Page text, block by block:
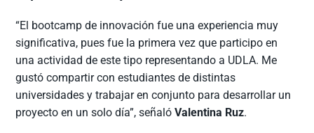
“El bootcamp de innovación fue una experiencia muy
significativa, pues fue la primera vez que participo en
una actividad de este tipo representando a UDLA. Me
gustó compartir con estudiantes de distintas
universidades y trabajar en conjunto para desarrollar un
proyecto en un solo día”, señalóValentina Ruz.